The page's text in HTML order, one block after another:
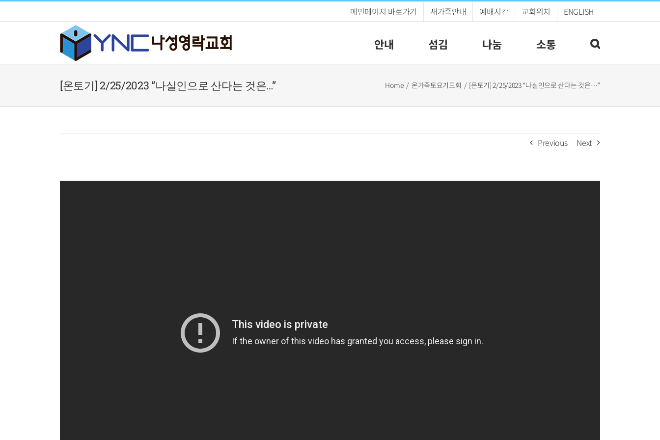
to
메인페이지 바로가기 새가족안내 예배시간 교회위치 ENGLISH
안내 섬김 나눔 소통
[온토기] 2/25/2023 “나실인으로 산다는 것은…” Home 온가족토요기도회 [온토기] 2/25/2023 “나실인으로 산다는 것은…”
Previous Next